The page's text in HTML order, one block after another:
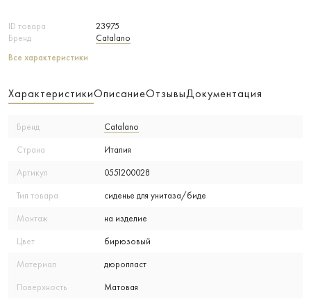
ID товара
23975
Бренд
Catalano
Все характеристики
ХарактеристикиОписаниеОтзывыДокументация
Бренд Catalano
Страна Италия
Артикул 0551200028
Тип товара сиденье для унитаза/биде
Монтаж на изделие
Цвет бирюзовый
Материал дюропласт
Поверхность Матовая